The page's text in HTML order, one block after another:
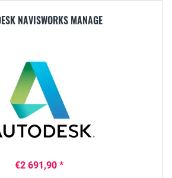
NAVISWORKS MANAGE
€2 691,90 *